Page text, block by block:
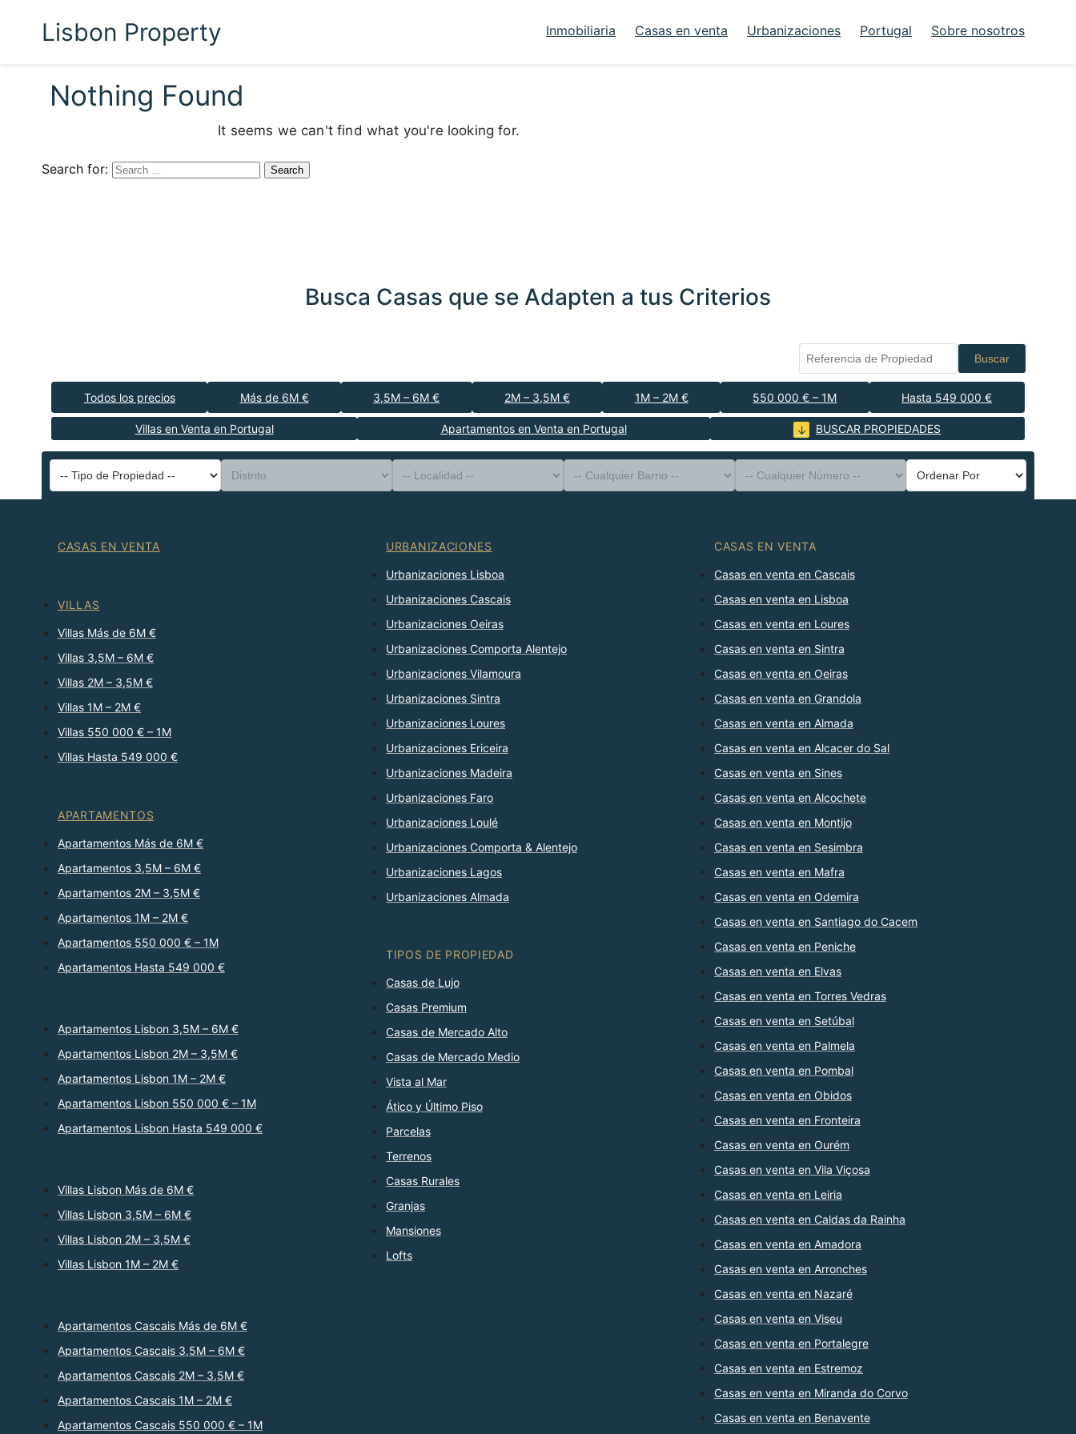
Lisbon Property Inmobiliaria Casas en venta Urbanizaciones Portugal Sobre nosotros
Nothing Found
It seems we can't find what you're looking for.
Search for:
Busca Casas que se Adapten a tus Criterios
Buscar
Todos los precios Más de 6M € 3,5M – 6M € 2M – 3,5M € 1M – 2M € 550 000 € – 1M Hasta 549 000 €
Villas en Venta en Portugal Apartamentos en Venta en Portugal BUSCAR PROPIEDADES
-- Tipo de Propiedad --
Distrito
-- Localidad --
-- Cualquier Barrio --
-- Cualquier Número --
Ordenar Por
CASAS EN VENTA
VILLAS
Villas Más de 6M €
Villas 3,5M – 6M €
Villas 2M – 3,5M €
Villas 1M – 2M €
Villas 550 000 € – 1M
Villas Hasta 549 000 €
APARTAMENTOS
Apartamentos Más de 6M €
Apartamentos 3,5M – 6M €
Apartamentos 2M – 3,5M €
Apartamentos 1M – 2M €
Apartamentos 550 000 € – 1M
Apartamentos Hasta 549 000 €
Apartamentos Lisbon 3,5M – 6M €
Apartamentos Lisbon 2M – 3,5M €
Apartamentos Lisbon 1M – 2M €
Apartamentos Lisbon 550 000 € – 1M
Apartamentos Lisbon Hasta 549 000 €
Villas Lisbon Más de 6M €
Villas Lisbon 3,5M – 6M €
Villas Lisbon 2M – 3,5M €
Villas Lisbon 1M – 2M €
Apartamentos Cascais Más de 6M €
Apartamentos Cascais 3,5M – 6M €
Apartamentos Cascais 2M – 3,5M €
Apartamentos Cascais 1M – 2M €
Apartamentos Cascais 550 000 € – 1M
URBANIZACIONES
Urbanizaciones Lisboa
Urbanizaciones Cascais
Urbanizaciones Oeiras
Urbanizaciones Comporta Alentejo
Urbanizaciones Vilamoura
Urbanizaciones Sintra
Urbanizaciones Loures
Urbanizaciones Ericeira
Urbanizaciones Madeira
Urbanizaciones Faro
Urbanizaciones Loulé
Urbanizaciones Comporta & Alentejo
Urbanizaciones Lagos
Urbanizaciones Almada
TIPOS DE PROPIEDAD
Casas de Lujo
Casas Premium
Casas de Mercado Alto
Casas de Mercado Medio
Vista al Mar
Ático y Último Piso
Parcelas
Terrenos
Casas Rurales
Granjas
Mansiones
Lofts
CASAS EN VENTA
Casas en venta en Cascais
Casas en venta en Lisboa
Casas en venta en Loures
Casas en venta en Sintra
Casas en venta en Oeiras
Casas en venta en Grandola
Casas en venta en Almada
Casas en venta en Alcacer do Sal
Casas en venta en Sines
Casas en venta en Alcochete
Casas en venta en Montijo
Casas en venta en Sesimbra
Casas en venta en Mafra
Casas en venta en Odemira
Casas en venta en Santiago do Cacem
Casas en venta en Peniche
Casas en venta en Elvas
Casas en venta en Torres Vedras
Casas en venta en Setúbal
Casas en venta en Palmela
Casas en venta en Pombal
Casas en venta en Obidos
Casas en venta en Fronteira
Casas en venta en Ourém
Casas en venta en Vila Viçosa
Casas en venta en Leiria
Casas en venta en Caldas da Rainha
Casas en venta en Amadora
Casas en venta en Arronches
Casas en venta en Nazaré
Casas en venta en Viseu
Casas en venta en Portalegre
Casas en venta en Estremoz
Casas en venta en Miranda do Corvo
Casas en venta en Benavente